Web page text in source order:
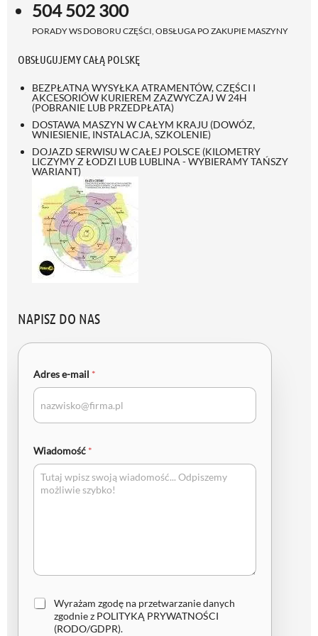
504 502 300
PORADY WS DOBORU CZĘŚCI, OBSŁUGA PO ZAKUPIE MASZYNY
OBSŁUGUJEMY CAŁĄ POLSKĘ
BEZPŁATNA WYSYŁKA ATRAMENTÓW, CZĘŚCI I
AKCESORIÓW KURIEREM ZAZWYCZAJ W 24H
(POBRANIE LUB PRZEDPŁATA)
DOSTAWA MASZYN W CAŁYM KRAJU (DOWÓZ,
WNIESIENIE, INSTALACJA, SZKOLENIE)
DOJAZD SERWISU W CAŁEJ POLSCE (KILOMETRY
LICZYMY Z ŁODZI LUB LUBLINA - WYBIERAMY TAŃSZY
WARIANT)
NAPISZ DO NAS
Adres e-mail *
Wiadomość *
Z
Wyrażam zgodę na przetwarzanie danych
zgodnie z POLITYKĄ PRYWATNOŚCI
(RODO/GDPR).